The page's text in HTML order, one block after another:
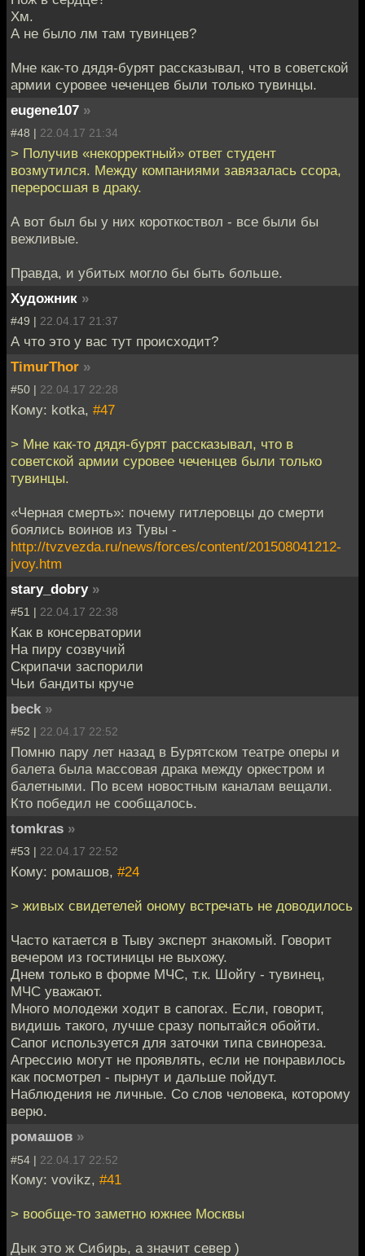
Хм.
А не было лм там тувинцев?
Мне как-то дядя-бурят рассказывал, что в советской
армии суровее чеченцев были только тувинцы.
eugene107 »
#48 | 22.04.17 21:34
> Получив «некорректный» ответ студент
возмутился. Между компаниями завязалась ссора,
переросшая в драку.
А вот был бы у них короткоствол - все были бы
вежливые.
Правда, и убитых могло бы быть больше.
Художник »
#49 | 22.04.17 21:37
А что это у вас тут происходит?
TimurThor »
#50 | 22.04.17 22:28
Кому: kotka, #47
> Мне как-то дядя-бурят рассказывал, что в
советской армии суровее чеченцев были только
тувинцы.
«Черная смерть»: почему гитлеровцы до смерти
боялись воинов из Тувы -
http://tvzvezda.ru/news/forces/content/201508041212-
jvoy.htm
stary_dobry »
#51 | 22.04.17 22:38
Как в консерватории
На пиру созвучий
Скрипачи заспорили
Чьи бандиты круче
beck »
#52 | 22.04.17 22:52
Помню пару лет назад в Бурятском театре оперы и
балета была массовая драка между оркестром и
балетными. По всем новостным каналам вещали.
Кто победил не сообщалось.
tomkras »
#53 | 22.04.17 22:52
Кому: ромашов, #24
> живых свидетелей оному встречать не доводилось
Часто катается в Тыву эксперт знакомый. Говорит
вечером из гостиницы не выхожу.
Днем только в форме МЧС, т.к. Шойгу - тувинец,
МЧС уважают.
Много молодежи ходит в сапогах. Если, говорит,
видишь такого, лучше сразу попытайся обойти.
Сапог используется для заточки типа свинореза.
Агрессию могут не проявлять, если не понравилось
как посмотрел - пырнут и дальше пойдут.
Наблюдения не личные. Со слов человека, которому
верю.
ромашов »
#54 | 22.04.17 22:52
Кому: vovikz, #41
> вообще-то заметно южнее Москвы
Дык это ж Сибирь, а значит север )